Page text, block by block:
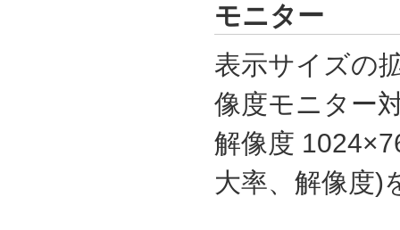
モニター
表示サイズの
像度モニター
解像度
大率、解像度)